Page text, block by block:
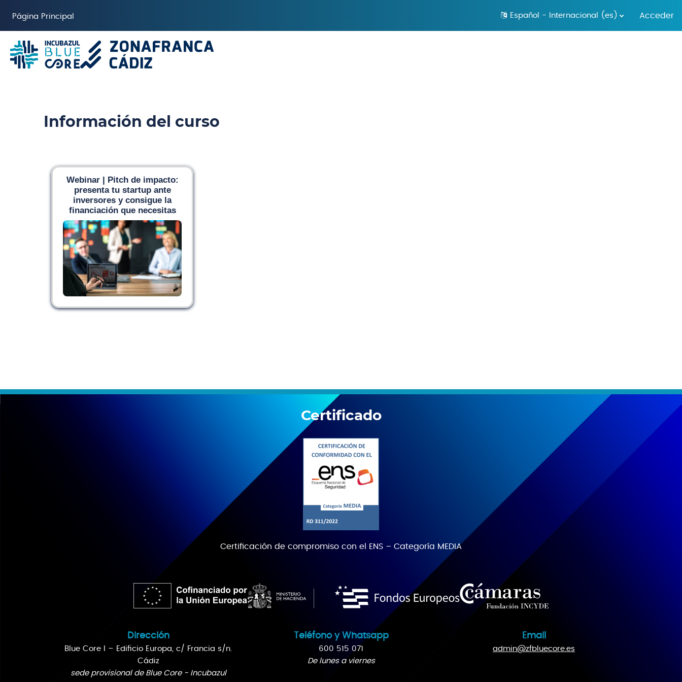
Página Principal
Español - Internacional ‎(es)‎ Acceder
Información del curso
Webinar | Pitch de impacto:
presenta tu startup ante
inversores y consigue la
financiación que necesitas
Certificado
Certificación de compromiso con el ENS – Categoría MEDIA
Dirección
Blue Core I – Edificio Europa, c/ Francia s/n.
Cádiz
sede provisional de Blue Core - Incubazul
Teléfono y Whatsapp
600 515 071
De lunes a viernes
Email
admin@zfbluecore.es